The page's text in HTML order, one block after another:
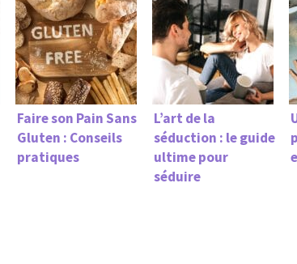
Faire son Pain Sans
Gluten : Conseils
pratiques
L’art de la
séduction : le guide
ultime pour
séduire